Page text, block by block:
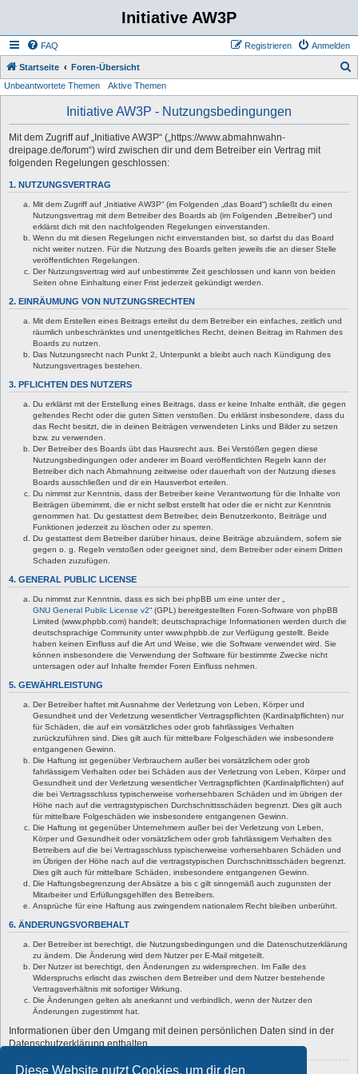
Diese Website nutzt Cookies, um dir den
Initiative AW3P
FAQ Anmelden
Registrieren
Startseite Foren-Übersicht
Unbeantwortete Themen Aktive Themen
Initiative AW3P - Nutzungsbedingungen
Mit dem Zugriff auf „Initiative AW3P“ („https://www.abmahnwahn-
dreipage.de/forum“) wird zwischen dir und dem Betreiber ein Vertrag mit
folgenden Regelungen geschlossen:
1. NUTZUNGSVERTRAG
Mit dem Zugriff auf „Initiative AW3P“ (im Folgenden „das Board“) schließt du einen
Nutzungsvertrag mit dem Betreiber des Boards ab (im Folgenden „Betreiber“) und
erklärst dich mit den nachfolgenden Regelungen einverstanden.
Wenn du mit diesen Regelungen nicht einverstanden bist, so darfst du das Board
nicht weiter nutzen. Für die Nutzung des Boards gelten jeweils die an dieser Stelle
veröffentlichten Regelungen.
Der Nutzungsvertrag wird auf unbestimmte Zeit geschlossen und kann von beiden
Seiten ohne Einhaltung einer Frist jederzeit gekündigt werden.
2. EINRÄUMUNG VON NUTZUNGSRECHTEN
Mit dem Erstellen eines Beitrags erteilst du dem Betreiber ein einfaches, zeitlich und
räumlich unbeschränktes und unentgeltliches Recht, deinen Beitrag im Rahmen des
Boards zu nutzen.
Das Nutzungsrecht nach Punkt 2, Unterpunkt a bleibt auch nach Kündigung des
Nutzungsvertrages bestehen.
3. PFLICHTEN DES NUTZERS
Du erklärst mit der Erstellung eines Beitrags, dass er keine Inhalte enthält, die gegen
geltendes Recht oder die guten Sitten verstoßen. Du erklärst insbesondere, dass du
das Recht besitzt, die in deinen Beiträgen verwendeten Links und Bilder zu setzen
bzw. zu verwenden.
Der Betreiber des Boards übt das Hausrecht aus. Bei Verstößen gegen diese
Nutzungsbedingungen oder anderer im Board veröffentlichten Regeln kann der
Betreiber dich nach Abmahnung zeitweise oder dauerhaft von der Nutzung dieses
Boards ausschließen und dir ein Hausverbot erteilen.
Du nimmst zur Kenntnis, dass der Betreiber keine Verantwortung für die Inhalte von
Beiträgen übernimmt, die er nicht selbst erstellt hat oder die er nicht zur Kenntnis
genommen hat. Du gestattest dem Betreiber, dein Benutzerkonto, Beiträge und
Funktionen jederzeit zu löschen oder zu sperren.
Du gestattest dem Betreiber darüber hinaus, deine Beiträge abzuändern, sofern sie
gegen o. g. Regeln verstoßen oder geeignet sind, dem Betreiber oder einem Dritten
Schaden zuzufügen.
4. GENERAL PUBLIC LICENSE
Du nimmst zur Kenntnis, dass es sich bei phpBB um eine unter der „
GNU General Public License v2“ (GPL) bereitgestellten Foren-Software von phpBB
Limited (www.phpbb.com) handelt; deutschsprachige Informationen werden durch die
deutschsprachige Community unter www.phpbb.de zur Verfügung gestellt. Beide
haben keinen Einfluss auf die Art und Weise, wie die Software verwendet wird. Sie
können insbesondere die Verwendung der Software für bestimmte Zwecke nicht
untersagen oder auf Inhalte fremder Foren Einfluss nehmen.
5. GEWÄHRLEISTUNG
Der Betreiber haftet mit Ausnahme der Verletzung von Leben, Körper und
Gesundheit und der Verletzung wesentlicher Vertragspflichten (Kardinalpflichten) nur
für Schäden, die auf ein vorsätzliches oder grob fahrlässiges Verhalten
zurückzuführen sind. Dies gilt auch für mittelbare Folgeschäden wie insbesondere
entgangenen Gewinn.
Die Haftung ist gegenüber Verbrauchern außer bei vorsätzlichem oder grob
fahrlässigem Verhalten oder bei Schäden aus der Verletzung von Leben, Körper und
Gesundheit und der Verletzung wesentlicher Vertragspflichten (Kardinalpflichten) auf
die bei Vertragsschluss typischerweise vorhersehbaren Schäden und im übrigen der
Höhe nach auf die vertragstypischen Durchschnittsschäden begrenzt. Dies gilt auch
für mittelbare Folgeschäden wie insbesondere entgangenen Gewinn.
Die Haftung ist gegenüber Unternehmern außer bei der Verletzung von Leben,
Körper und Gesundheit oder vorsätzlichem oder grob fahrlässigem Verhalten des
Betreibers auf die bei Vertragsschluss typischerweise vorhersehbaren Schäden und
im Übrigen der Höhe nach auf die vertragstypischen Durchschnittsschäden begrenzt.
Dies gilt auch für mittelbare Schäden, insbesondere entgangenen Gewinn.
Die Haftungsbegrenzung der Absätze a bis c gilt sinngemäß auch zugunsten der
Mitarbeiter und Erfüllungsgehilfen des Betreibers.
Ansprüche für eine Haftung aus zwingendem nationalem Recht bleiben unberührt.
6. ÄNDERUNGSVORBEHALT
Der Betreiber ist berechtigt, die Nutzungsbedingungen und die Datenschutzerklärung
zu ändern. Die Änderung wird dem Nutzer per E-Mail mitgeteilt.
Der Nutzer ist berechtigt, den Änderungen zu widersprechen. Im Falle des
Widerspruchs erlischt das zwischen dem Betreiber und dem Nutzer bestehende
Vertragsverhältnis mit sofortiger Wirkung.
Die Änderungen gelten als anerkannt und verbindlich, wenn der Nutzer den
Änderungen zugestimmt hat.
Informationen über den Umgang mit deinen persönlichen Daten sind in der
Datenschutzerklärung enthalten.